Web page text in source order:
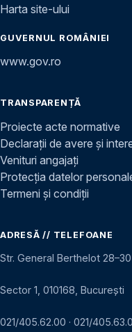
Harta site-ului
GUVERNUL ROMÂNIEI
www.gov.ro
TRANSPARENȚĂ
Proiecte acte normative
Declarații de avere și
Venituri angajați
Protecția datelor
Termeni și condiții
ADRESĂ // TELEFOANE
Str. General Berthelot 28–30
Sector 1, 010168, București
021/405.62.00 · 021/